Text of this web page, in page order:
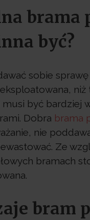
brama
być?
sobie
być bardziej
Dobra brama
nie
Ze
bramach
bram